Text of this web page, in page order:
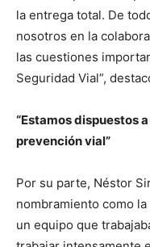
la entrega total. De
nosotros en la
las cuestiones
Seguridad Vial”,
“Estamos dispuestos
prevención vial”
Por su parte, Néstor
nombramiento como
un equipo que